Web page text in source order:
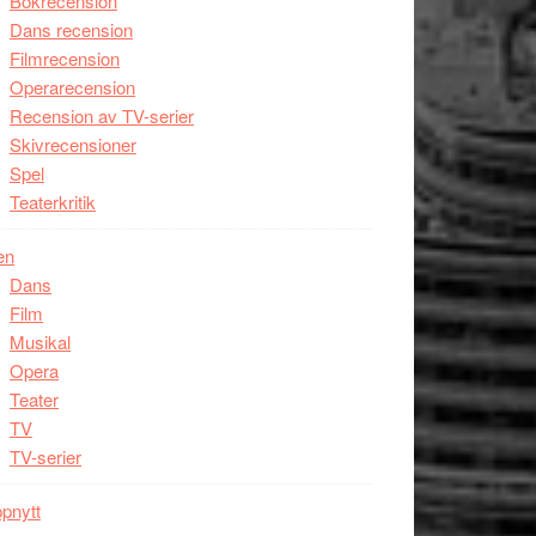
Dans recension
Filmrecension
Operarecension
Recension av TV-serier
Skivrecensioner
Spel
Teaterkritik
Dans
Film
Musikal
Opera
Teater
TV
TV-serier